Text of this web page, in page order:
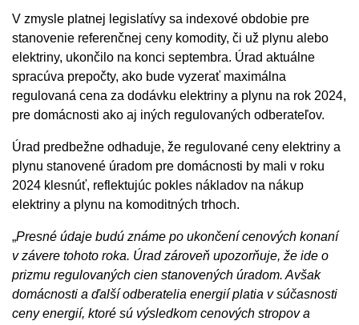
V zmysle platnej legislatívy sa indexové obdobie pre
stanovenie referenčnej ceny komodity, či už plynu alebo
elektriny, ukončilo na konci septembra. Úrad aktuálne
spracúva prepočty, ako bude vyzerať maximálna
regulovaná cena za dodávku elektriny a plynu na rok 2024,
pre domácnosti ako aj iných regulovaných odberateľov.
Úrad predbežne odhaduje, že regulované ceny elektriny a
plynu stanovené úradom pre domácnosti by mali v roku
2024 klesnúť, reflektujúc pokles nákladov na nákup
elektriny a plynu na komoditných trhoch.
„Presné údaje budú známe po ukončení cenových konaní
v závere tohoto roka. Úrad zároveň upozorňuje, že ide o
prizmu regulovaných cien stanovených úradom. Avšak
domácnosti a ďalší odberatelia energií platia v súčasnosti
ceny energií, ktoré sú výsledkom cenových stropov a